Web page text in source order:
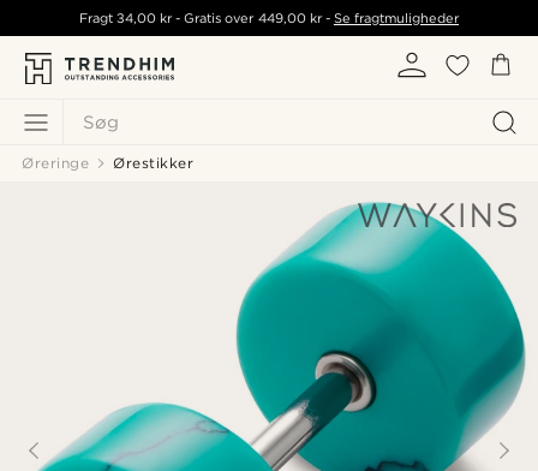
Søg
Fragt34,00 kr - Gratis over 449,00 kr- Se fragtmuligheder
Øreringe Ørestikker